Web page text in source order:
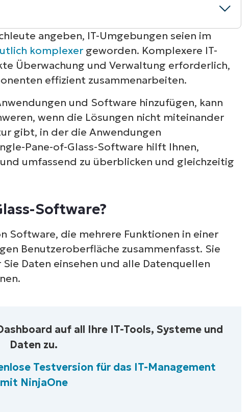
die richtige Lösung für Sie?
Software
Pane of Glass Software
angeben, IT-Umgebungen seien im
komplexergeworden. Komplexere IT-
Überwachung und Verwaltung erforderlich,
effizient zusammenarbeiten.
und Software hinzufügen, kann
wenn die Lösungen nicht miteinander
gibt, in der die Anwendungen
Pane-of-Glass-Software hilft Ihnen,
umfassend zu überblicken und gleichzeitig
Software?
Software, die mehrere Funktionen in einer
Benutzeroberfläche zusammenfasst. Sie
Daten einsehen und alle Datenquellen
auf all Ihre IT-Tools, Systeme und
Daten zu.
Testversion für das IT-Management
mit NinjaOne